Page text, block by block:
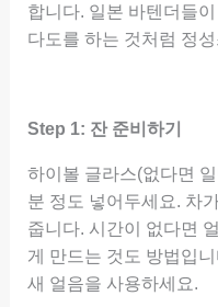
합니다. 일본 바텐더들
다도를 하는 것처럼 정
Step 1: 잔 준비하기
하이볼 글라스(없다면
분 정도 넣어두세요. 차
줍니다. 시간이 없다면
게 만드는 것도 방법입
새 얼음을 사용하세요.